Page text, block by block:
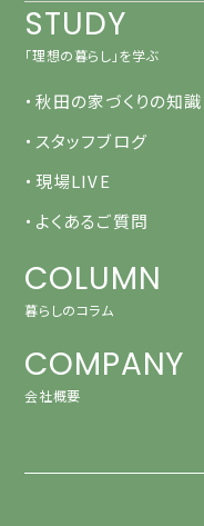
STUDY
「理想の暮らし」を学ぶ
・秋田の家づくりの知識
・スタッフブログ
・現場LIVE
・よくあるご質問
COLUMN
暮らしのコラム
COMPANY
会社概要